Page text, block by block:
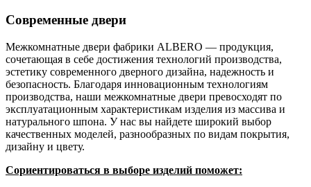
Современные двери
Межкомнатные двери фабрики ALBERO — продукция,
сочетающая в себе достижения технологий производства,
эстетику современного дверного дизайна, надежность и
безопасность. Благодаря инновационным технологиям
производства, наши межкомнатные двери превосходят по
эксплуатационным характеристикам изделия из массива и
натурального шпона. У нас вы найдете широкий выбор
качественных моделей, разнообразных по видам покрытия,
дизайну и цвету.
Сориентироваться в выборе изделий поможет: